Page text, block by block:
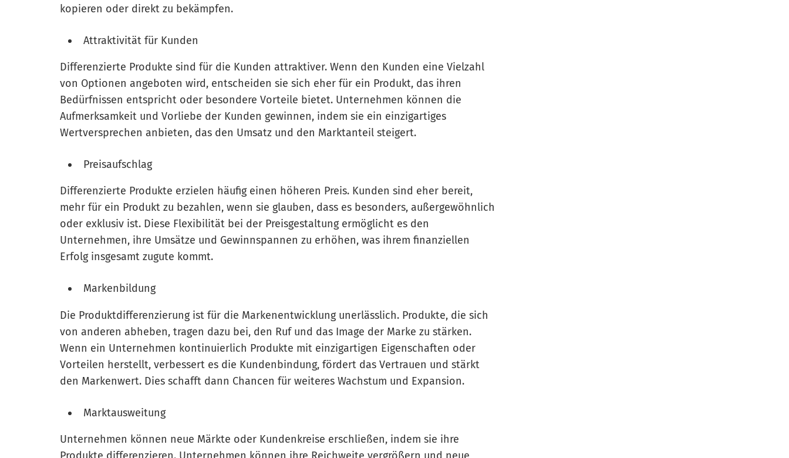
kopieren oder direkt zu bekämpfen.
Attraktivität für Kunden
Differenzierte Produkte sind für die Kunden attraktiver. Wenn den Kunden eine Vielzahl
von Optionen angeboten wird, entscheiden sie sich eher für ein Produkt, das ihren
Bedürfnissen entspricht oder besondere Vorteile bietet. Unternehmen können die
Aufmerksamkeit und Vorliebe der Kunden gewinnen, indem sie ein einzigartiges
Wertversprechen anbieten, das den Umsatz und den Marktanteil steigert.
Preisaufschlag
Differenzierte Produkte erzielen häufig einen höheren Preis. Kunden sind eher bereit,
mehr für ein Produkt zu bezahlen, wenn sie glauben, dass es besonders, außergewöhnlich
oder exklusiv ist. Diese Flexibilität bei der Preisgestaltung ermöglicht es den
Unternehmen, ihre Umsätze und Gewinnspannen zu erhöhen, was ihrem finanziellen
Erfolg insgesamt zugute kommt.
Markenbildung
Die Produktdifferenzierung ist für die Markenentwicklung unerlässlich. Produkte, die sich
von anderen abheben, tragen dazu bei, den Ruf und das Image der Marke zu stärken.
Wenn ein Unternehmen kontinuierlich Produkte mit einzigartigen Eigenschaften oder
Vorteilen herstellt, verbessert es die Kundenbindung, fördert das Vertrauen und stärkt
den Markenwert. Dies schafft dann Chancen für weiteres Wachstum und Expansion.
Marktausweitung
Unternehmen können neue Märkte oder Kundenkreise erschließen, indem sie ihre